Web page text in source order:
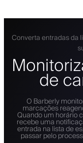
Converta entradas da
de
O Barberly
marcações
Quando um horário
recebe uma
entrada na lista de
passar pelo